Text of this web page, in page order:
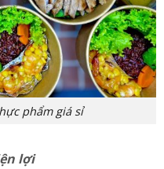
phẩm giá sỉ
lợi